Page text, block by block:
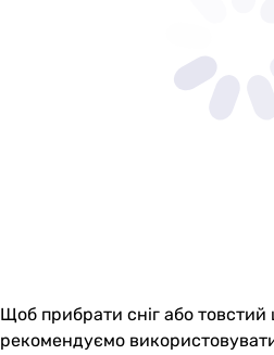
Щоб прибрати сніг або товстий
рекомендуємо